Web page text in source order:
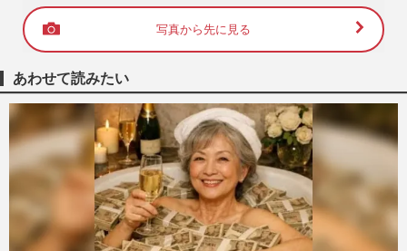
写真から先に見る
あわせて読みたい